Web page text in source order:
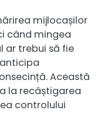
mijlocașilor
când mingea
ar trebui să fie
Această
la recâștigarea
controlului